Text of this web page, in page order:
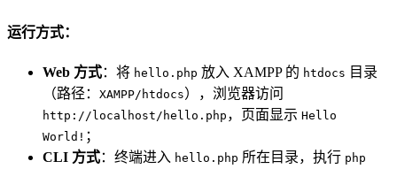
运行方式：
Web 方式：将 hello.php 放入 XAMPP 的 htdocs 目录
（路径： XAMPP/htdocs），浏览器访问
http://localhost/hello.php ，页面显示 Hello
World! ；
CLI 方式：终端进入 hello.php 所在目录，执行 php